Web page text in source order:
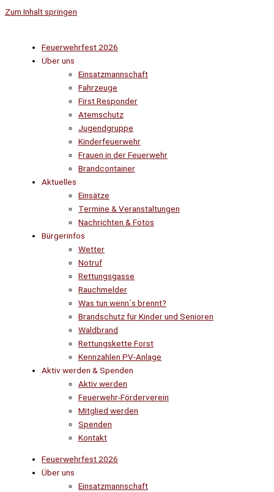
Zum Inhalt springen
Feuerwehrfest 2026
Über uns
Einsatzmannschaft
Fahrzeuge
First Responder
Atemschutz
Jugendgruppe
Kinderfeuerwehr
Frauen in der Feuerwehr
Brandcontainer
Aktuelles
Einsätze
Termine & Veranstaltungen
Nachrichten & Fotos
Bürgerinfos
Wetter
Notruf
Rettungsgasse
Rauchmelder
Was tun wenn´s brennt?
Brandschutz für Kinder und Senioren
Waldbrand
Rettungskette Forst
Kennzahlen PV-Anlage
Aktiv werden & Spenden
Aktiv werden
Feuerwehr-Förderverein
Mitglied werden
Spenden
Kontakt
Feuerwehrfest 2026
Über uns
Einsatzmannschaft